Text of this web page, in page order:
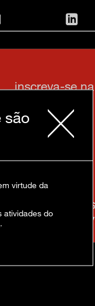
inscreva-se
imprensa
contato
trabalhe
política de
são
virtude da
atividades do
.